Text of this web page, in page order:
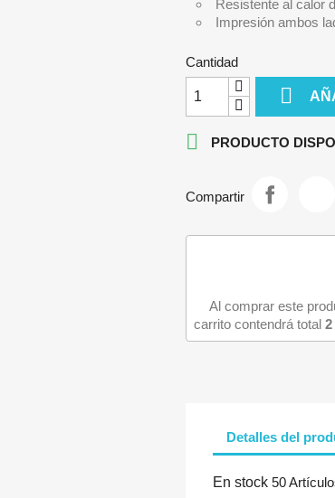
IPHONE 13 PRO MAX
Resistente al calor
Impresión ambos
Cantidad

 PRODUCTO
Compartir
Al comprar este
carrito contendrá total 2
Detalles del
En stock 50Iniciar